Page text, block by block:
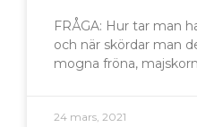
FRÅGA: Hur tar man
och när skördar man
mogna fröna,
24 mars, 2021